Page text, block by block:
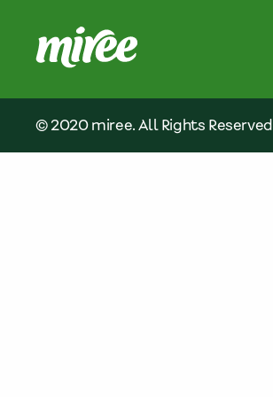
© 2020 miree. All Rights Reserved